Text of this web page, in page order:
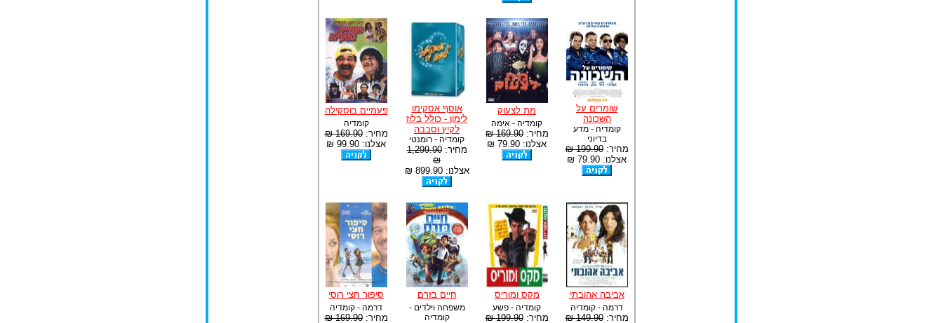
שומרים על
השכונה
קומדיה - מדע
בדיוני
מחיר:199.90 ₪
אצלנו: 79.90 ₪
מת לצעוק
קומדיה - אימה
מחיר:169.90 ₪
אצלנו: 79.90 ₪
אוסף אסקימו
לימון - כולל בלוז
לקיץ וסבבה
קומדיה - רומנטי
מחיר:1,299.90
₪
אצלנו: 899.90 ₪
פעמיים בוסקילה
קומדיה
מחיר:169.90 ₪
אצלנו: 99.90 ₪
אביבה אהובתי
דרמה - קומדיה
מחיר:149.90 ₪
מקס ומוריס
קומדיה - פשע
מחיר:199.90 ₪
חיים בזרם
משפחה וילדים -
קומדיה
סיפור חצי רוסי
דרמה - קומדיה
מחיר:169.90 ₪